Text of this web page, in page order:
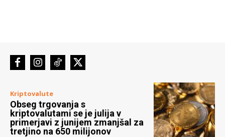
Kriptovalute
Obseg trgovanja s
kriptovalutami se je julija v
primerjavi z junijem zmanjšal za
tretjino na 650 milijonov